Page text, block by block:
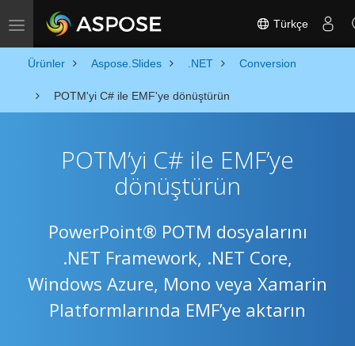
Toggle navigation Türkçe
Ürünler Aspose.Slides .NET Conversion
POTM'yi C# ile EMF'ye dönüştürün
POTM’yi C# ile EMF’ye
dönüştürün
PowerPoint® POTM dosyalarını
.NET Framework, .NET Core,
Windows Azure, Mono veya Xamarin
Platformlarında EMF’ye aktarın